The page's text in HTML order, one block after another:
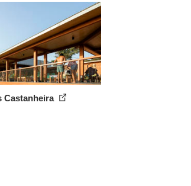
Castanheira